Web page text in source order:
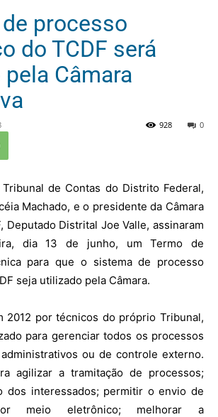
processo
do TCDF será
Câmara
0
928
de Contas do Distrito Federal,
Machado, e o presidente da Câmara
Deputado Distrital Joe Valle, assinaram
dia 13 de junho, um Termo de
para que o sistema de processo
seja utilizado pela Câmara.
2012 por técnicos do próprio Tribunal,
para gerenciar todos os processos
ou de controle externo.
agilizar a tramitação de processos;
dos interessados; permitir o envio de
meio eletrônico; melhorar a